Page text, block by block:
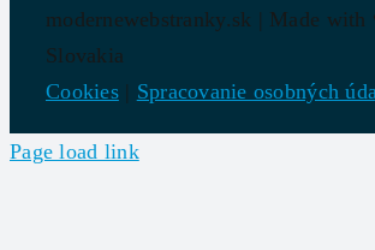
modernewebstranky.sk | Made with
Slovakia
Cookies | Spracovanie osobných
Page load link